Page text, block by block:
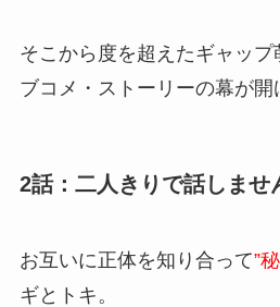
そこから度を超えたギャップ
ブコメ・ストーリーの幕が
2話：二人きりで話しませ
お互いに正体を知り合って”
ギとトキ。